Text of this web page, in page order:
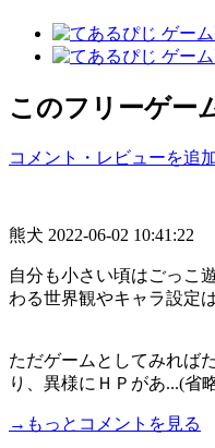
このフリーゲー
コメント・レビューを追
熊犬 2022-06-02 10:41:22
自分も小さい頃はごっこ
わる世界観やキャラ設定
ただゲームとしてみれば
り、異様にＨＰがあ...(省
→もっとコメントを見る